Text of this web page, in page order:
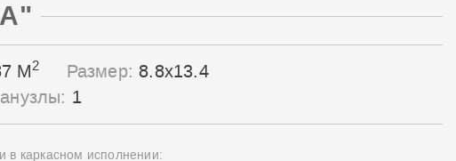
М2 Размер: 8.8x13.4
1
в каркасном исполнении: